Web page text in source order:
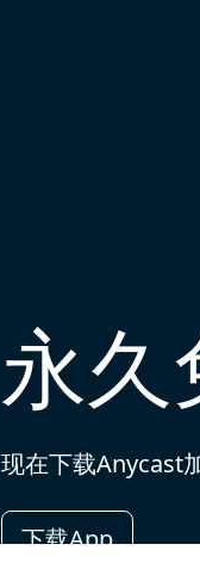
永久
现在下载Anycast
下载App